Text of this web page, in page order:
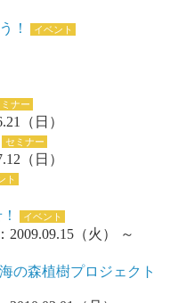
！ イベント
ナー
（日）
セミナー
（日）
ト
イベント
2009.09.15（火） ～
の森植樹プロジェクト